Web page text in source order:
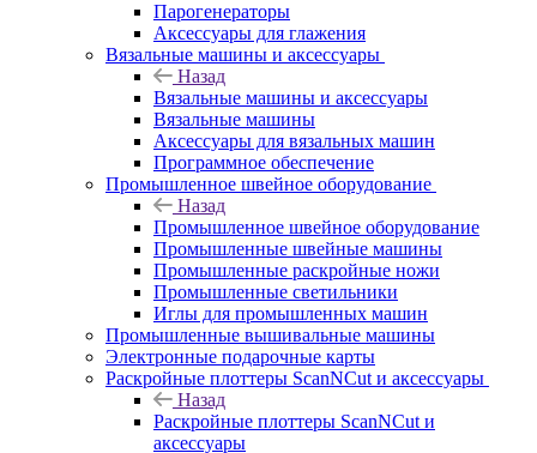
Парогенераторы
Аксессуары для глажения
Вязальные машины и аксессуары
Назад
Вязальные машины и аксессуары
Вязальные машины
Аксессуары для вязальных машин
Программное обеспечение
Промышленное швейное оборудование
Назад
Промышленное швейное оборудование
Промышленные швейные машины
Промышленные раскройные ножи
Промышленные светильники
Иглы для промышленных машин
Промышленные вышивальные машины
Электронные подарочные карты
Раскройные плоттеры ScanNCut и аксессуары
Назад
Раскройные плоттеры ScanNCut и
аксессуары